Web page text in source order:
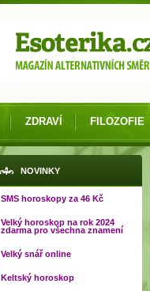
ZDRAVÍ FILOZOFIE
NOVINKY
SMS horoskopy za 46 Kč
Velký horoskop na rok 2024
zdarma pro všechna znamení
Velký snář online
Keltský horoskop